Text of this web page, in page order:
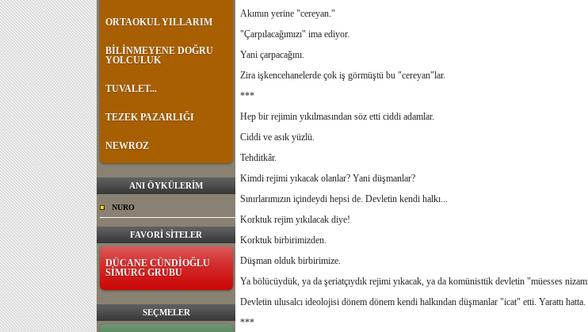
ORTAOKUL YILLARIM
BİLİNMEYENE DOĞRU
YOLCULUK
TUVALET...
TEZEK PAZARLIĞI
NEWROZ
ANI ÖYKÜLERİM
NURO
FAVORİ SİTELER
DÜCANE CÜNDİOĞLU
SİMURG GRUBU
SEÇMELER
Akımın yerine "cereyan."
"Çarpılacağımızı" ima ediyor.
Yani çarpacağını.
Zira işkencehanelerde çok iş görmüştü bu "cereyan"lar.
***
Hep bir rejimin yıkılmasından söz etti ciddi adamlar.
Ciddi ve asık yüzlü.
Tehditkâr.
Kimdi rejimi yıkacak olanlar? Yani düşmanlar?
Sınırlarımızın içindeydi hepsi de. Devletin kendi halkı...
Korktuk rejim yıkılacak diye!
Korktuk birbirimizden.
Düşman olduk birbirimize.
Ya bölücüydük, ya da şeriatçıydık rejimi yıkacak, ya da komünisttik devletin "müesses
Devletin ulusalcı ideolojisi dönem dönem kendi halkından düşmanlar "icat" etti. Yarattı hatta.
***